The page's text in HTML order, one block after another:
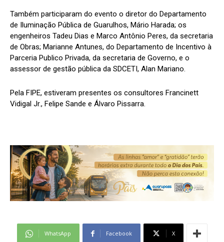
Também participaram do evento o diretor do Departamento
de Iluminação Pública de Guarulhos, Mário Harada; os
engenheiros Tadeu Dias e Marco Antônio Peres, da secretaria
de Obras; Marianne Antunes, do Departamento de Incentivo à
Parceria Publico Privada, da secretaria de Governo, e o
assessor de gestão pública da SDCETI, Alan Mariano.
Pela FIPE, estiveram presentes os consultores Francinett
Vidigal Jr., Felipe Sande e Álvaro Pissarra.
WhatsApp Facebook X